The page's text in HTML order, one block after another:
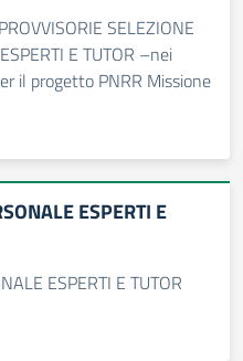
SELEZIONE
E TUTOR –nei
il progetto PNRR Missione
ESPERTI E
ESPERTI E TUTOR